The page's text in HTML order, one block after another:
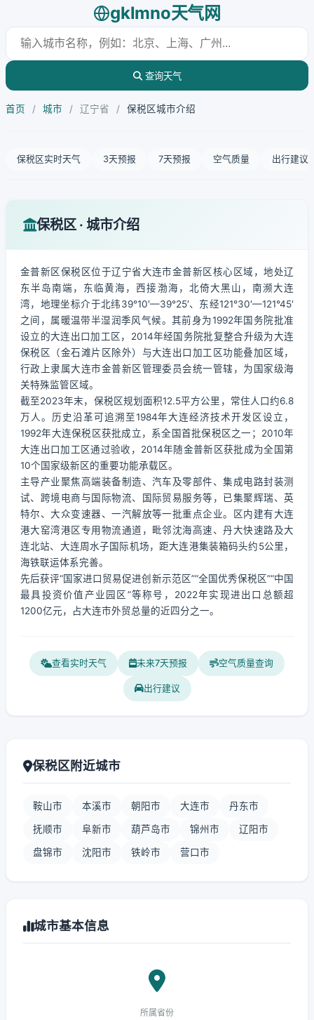
gklmno天气网
查询天气
首页 / 城市 / 辽宁省 / 保税区城市介绍
保税区实时天气 3天预报 7天预报 空气质量 出行建议
保税区 · 城市介绍
金普新区保税区位于辽宁省大连市金普新区核心区域，地处辽
东半岛南端，东临黄海，西接渤海，北倚大黑山，南濒大连
湾，地理坐标介于北纬39°10′—39°25′、东经121°30′—121°45′
之间，属暖温带半湿润季风气候。其前身为1992年国务院批准
设立的大连出口加工区，2014年经国务院批复整合升级为大连
保税区（金石滩片区除外）与大连出口加工区功能叠加区域，
行政上隶属大连市金普新区管理委员会统一管辖，为国家级海
关特殊监管区域。
截至2023年末，保税区规划面积12.5平方公里，常住人口约6.8
万人。历史沿革可追溯至1984年大连经济技术开发区设立，
1992年大连保税区获批成立，系全国首批保税区之一；2010年
大连出口加工区通过验收，2014年随金普新区获批成为全国第
10个国家级新区的重要功能承载区。
主导产业聚焦高端装备制造、汽车及零部件、集成电路封装测
试、跨境电商与国际物流、国际贸易服务等，已集聚辉瑞、英
特尔、大众变速器、一汽解放等一批重点企业。区内建有大连
港大窑湾港区专用物流通道，毗邻沈海高速、丹大快速路及大
连北站、大连周水子国际机场，距大连港集装箱码头约5公里，
海铁联运体系完善。
先后获评“国家进口贸易促进创新示范区”“全国优秀保税区”“中国
最具投资价值产业园区”等称号，2022年实现进出口总额超
1200亿元，占大连市外贸总量的近四分之一。
查看实时天气 未来7天预报 空气质量查询
出行建议
保税区附近城市
鞍山市 本溪市 朝阳市 大连市 丹东市
抚顺市 阜新市 葫芦岛市 锦州市 辽阳市
盘锦市 沈阳市 铁岭市 营口市
城市基本信息
所属省份